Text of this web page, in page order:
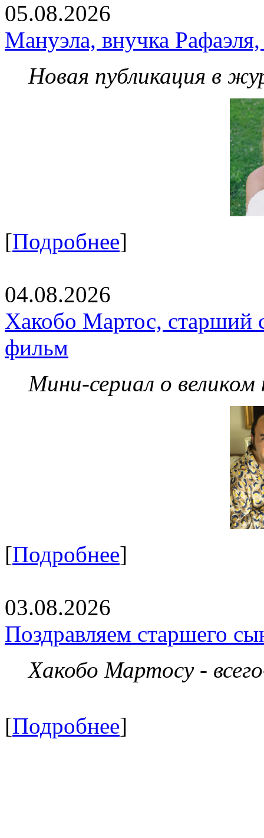
05.08.2026
Мануэла, внучка
Новая публикация в
[Подробнее]
04.08.2026
Хакобо Мартос, старший
фильм
Мини-сериал о великом
[Подробнее]
03.08.2026
Поздравляем старшего
Хакобо Мартосу -
[Подробнее]